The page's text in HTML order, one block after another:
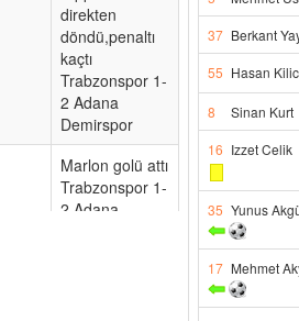
direkten
döndü,penaltı
kaçtı
Trabzonspor 1-
2 Adana
Demirspor
Marlon golü attı
Trabzonspor 1-
2 Adana
37 Berkant
55 Hasan Kilic
8
Sinan Kurt
16 Izzet Celik
35 Yunus
17 Mehmet